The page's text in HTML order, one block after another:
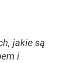
jakie są
i